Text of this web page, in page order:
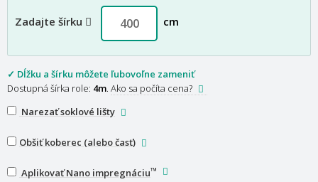
Zadajte šírku cm
✓ Dĺžku a šírku môžete ľubovoľne zameniť
Dostupná šírka role: 4m Ako sa počíta cena?
Narezať soklové lišty
Obšiť koberec (alebo časť)
Aplikovať Nano impregnáciu™